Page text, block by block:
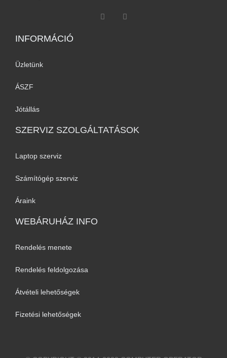
INFORMÁCIÓ​
Üzletünk
ÁSZF
Jótállás
SZERVIZ SZOLGÁLTATÁSOK
Laptop szerviz
Számítógép szerviz
Áraink
WEBÁRUHÁZ INFO
Rendelés menete
Rendelés feldolgozása
Átvételi lehetőségek
Fizetési lehetőségek